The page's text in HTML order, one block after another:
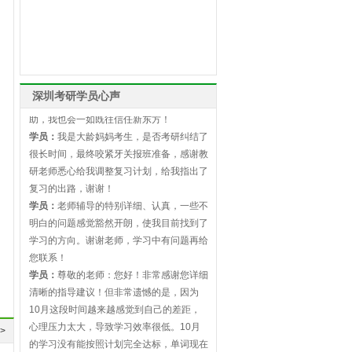
深圳考研学员心声
师费心了。我希望老师能一如既往给我帮
助，我也会一如既往信任新东方！
学员：我是大龄妈妈考生，是否考研纠结了
很长时间，最终咬紧牙关报班准备，感谢教
研老师悉心给我调整复习计划，给我指出了
复习的出路，谢谢！
学员：老师辅导的特别详细、认真，一些不
明白的问题感觉豁然开朗，使我目前找到了
学习的方向。谢谢老师，学习中有问题再给
您联系！
学员：尊敬的老师：您好！非常感谢您详细
清晰的指导建议！但非常遗憾的是，因为
10月这段时间越来越感觉到自己的差距，
心理压力太大，导致学习效率很低。10月
的学习没有能按照计划完全达标，单词现在
也还没有过关，做阅读真题的时间需要花很